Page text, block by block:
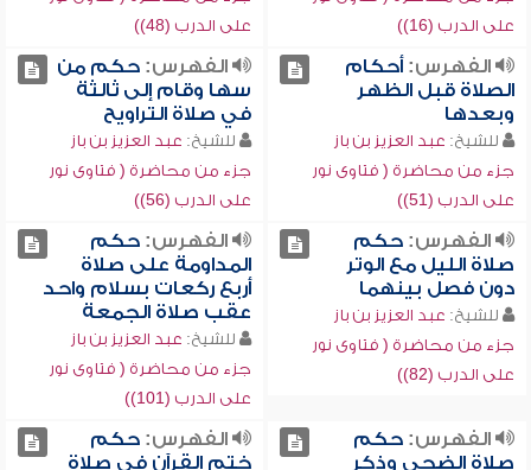
على الدرب (16))
على الدرب (48))
الفهرس:أحكام
الصلاة قبل الظهر
وبعدها
للشيخ: عبد العزيز بن باز
جزء من محاضرة ( فتاوى نور
على الدرب (51))
الفهرس:حكم من
سها وقام إلى ثالثة
في صلاة التراويح
للشيخ: عبد العزيز بن باز
جزء من محاضرة ( فتاوى نور
على الدرب (56))
الفهرس:حكم
صلاة الليل مع الوتر
دون فصل بينهما
للشيخ: عبد العزيز بن باز
جزء من محاضرة ( فتاوى نور
على الدرب (82))
الفهرس:حكم
المداومة على صلاة
أربع ركعات بسلام واحد
عقب صلاة الجمعة
للشيخ: عبد العزيز بن باز
جزء من محاضرة ( فتاوى نور
على الدرب (101))
الفهرس:حكم
صلاة الضحى وذكر
الفهرس:حكم
ختم القرآن في صلاة